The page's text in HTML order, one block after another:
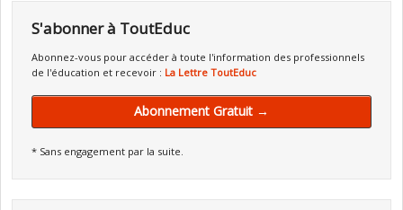
S'abonner à ToutEduc
Abonnez-vous pour accéder à toute l'information des professionnels
de l'éducation et recevoir : La Lettre ToutEduc
Abonnement Gratuit →
* Sans engagement par la suite.